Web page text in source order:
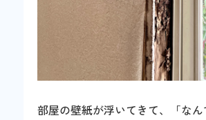
部屋の壁紙が浮いてきて、「な